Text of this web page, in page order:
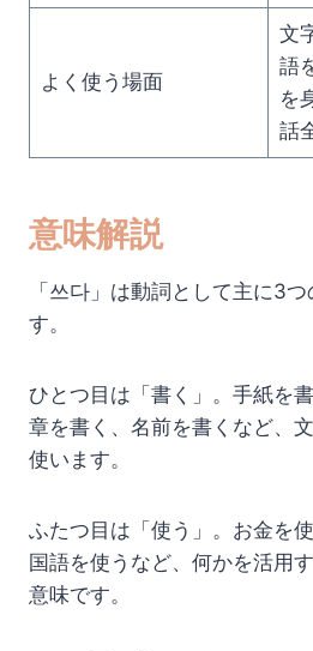
よく使う場面
文
語
を
話
意味解説
「쓰다」は動詞として主に3
す。
ひとつ目は「書く」。手紙を
章を書く、名前を書くなど、
使います。
ふたつ目は「使う」。お金を
国語を使うなど、何かを活用
意味です。